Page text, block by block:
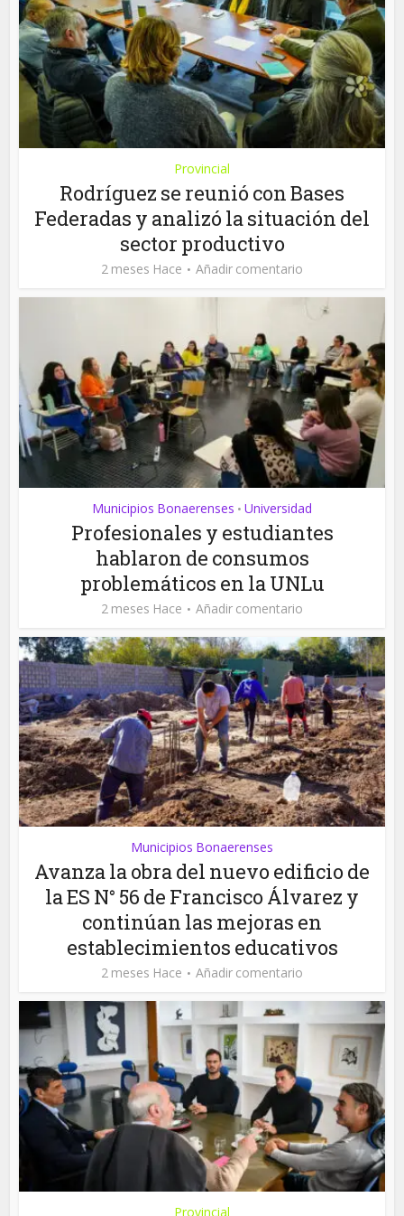
Provincial
Rodríguez se reunió con Bases
Federadas y analizó la situación del
sector productivo
2 meses Hace Añadir comentario
Municipios Bonaerenses • Universidad
Profesionales y estudiantes
hablaron de consumos
problemáticos en la UNLu
2 meses Hace Añadir comentario
Municipios Bonaerenses
Avanza la obra del nuevo edificio de
la ES N° 56 de Francisco Álvarez y
continúan las mejoras en
establecimientos educativos
2 meses Hace Añadir comentario
Provincial